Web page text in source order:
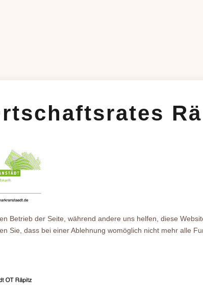
Betrieb der Seite, während andere uns helfen, diese
Sie, dass bei einer Ablehnung womöglich nicht mehr alle